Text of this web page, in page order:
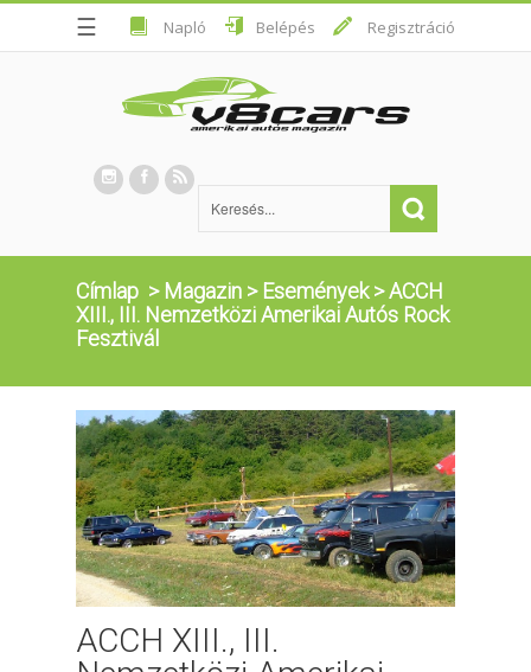
☰ Napló Belépés Regisztráció
Címlap > Magazin > Események>ACCH
XIII., III. Nemzetközi Amerikai Autós Rock
Fesztivál
ACCH XIII., III.